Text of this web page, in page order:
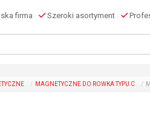
firma Szeroki asortyment
MAGNETYCZNE DO ROWKA TYPU C